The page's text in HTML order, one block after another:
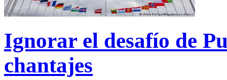
Ignorar el desafío de
chantajes